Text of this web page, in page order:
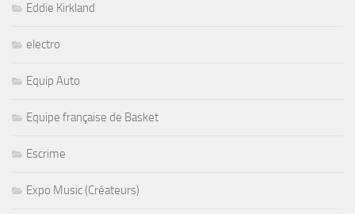
Eddie Kirkland
electro
Equip Auto
Equipe française de Basket
Escrime
Expo Music (Créateurs)